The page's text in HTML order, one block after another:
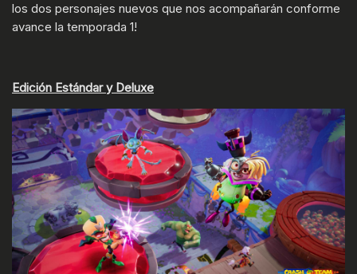
los dos personajes nuevos que nos acompañarán conforme
avance la temporada 1!
Edición Estándar y Deluxe